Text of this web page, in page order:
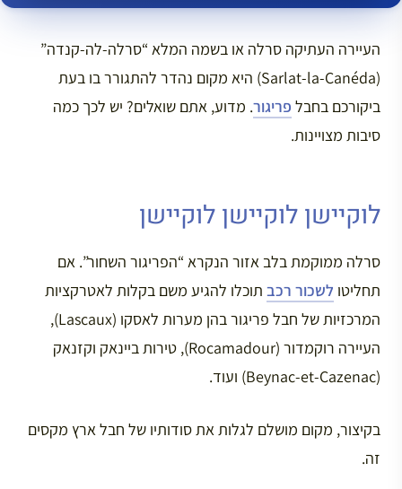
העיירה העתיקה סרלה או בשמה המלא “סרלה-לה-קנדה”
(Sarlat-la-Canéda) היא מקום נהדר להתגורר בו בעת
ביקורכם בחבל פריגור. מדוע, אתם שואלים? יש לכך כמה
סיבות מצויינות.
לוקיישן לוקיישן לוקיישן
סרלה ממוקמת בלב אזור הנקרא “הפריגור השחור”. אם
תחליטו לשכור רכב תוכלו להגיע משם בקלות לאטרקציות
המרכזיות של חבל פריגור בהן מערות לאסקו (Lascaux),
העיירה רוקמדור (Rocamadour), טירות ביינאק וקזנאק
(Beynac-et-Cazenac) ועוד.
בקיצור, מקום מושלם לגלות את סודותיו של חבל ארץ מקסים
זה.